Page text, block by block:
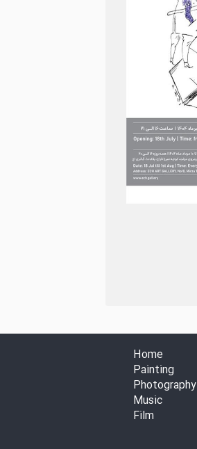
Home
Painting
Photography
Music
Film